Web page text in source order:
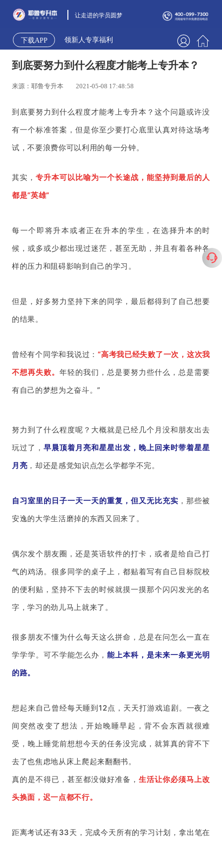
让走进的学员圆梦
下载APP 领新人专享福利
到底要努力到什么程度才能考上专升本？
来源：耶鲁专升本 2021-05-08 17:48:58
到底要努力到什么程度才能考上专升本？这个问题或许没
有一个标准答案，但是你至少要打心底里认真对待这场考
试，不要浪费你可以利用的每一分钟。
其实， 专升本可以比喻为一个长途战，能坚持到最后的人
都是“英雄”
每一个即将升本或者正在升本的学生，在选择升本的时
候，或多或少都出现过迷茫，甚至无助，并且有着各种各
样的压力和阻碍影响到自己的学习。
但是，好多努力坚持下来的同学，最后都得到了自己想要
的结果。
曾经有个同学和我说过：“高考我已经失败了一次，这次我
不想再失败。年轻的我们，总是要努力些什么，总是需要
有自己的梦想为之奋斗。”
努力到了什么程度呢？大概就是已经几个月没和朋友出去
玩过了， 早晨顶着月亮和星星出发，晚上回来时带着星星
月亮 ，却还是感觉知识点怎么学都学不完。
自习室里的日子一天一天的重复，但又无比充实 ，那些被
安逸的大学生活磨掉的东西又回来了。
偶尔发个朋友圈，还是英语软件的打卡，或者是给自己打
气的鸡汤。很多同学的桌子上，都贴着写有自己目标院校
的便利贴，坚持不下去的时候就摸一摸那个闪闪发光的名
字，学习的劲儿马上就来了。
很多朋友不懂为什么每天这么拼命，总是在问怎么一直在
学学学。可不学能怎么办，能上本科，是未来一条更光明
的路。
想起来自己曾经每天睡到12点，天天打游戏追剧。一夜之
间突然改变了想法，开始晚睡早起，背不会东西就很难
受，晚上睡觉前想想今天的任务没完成，就算真的背不下
去了也焦虑地从床上爬起来翻翻书。
真的是不得已，甚至都没做好准备，生活让你必须马上改
头换面，迟一点都不行。
距离考试还有33天，完成今天所有的学习计划，拿出笔在